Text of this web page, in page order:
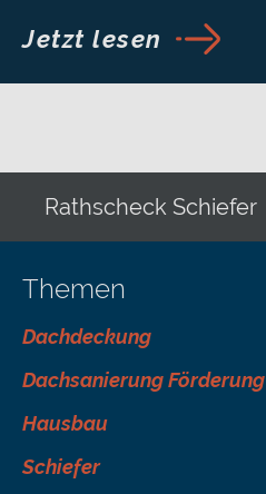
Jetzt lesen
Rathscheck Schiefer
Themen
Dachdeckung
Dachsanierung Förderung
Hausbau
Schiefer